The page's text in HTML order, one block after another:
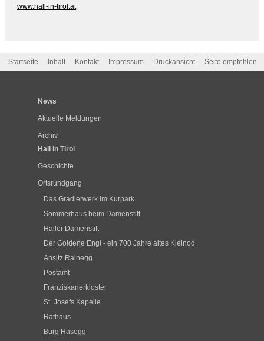
www.hall-in-tirol.at
Startseite Inhalt Kontakt Impressum Druckansicht Seite empfehlen
News
Aktuelle Meldungen
Archiv
Hall in Tirol
Geschichte
Ortsrundgang
Das Gradierwerk im Kurpark
Sommerhaus beim Damenstift
Haller Damenstift
Der Goldene Engl - ein 700 Jahre altes Kleinod
Ansitz Rainegg
Postamt
Franziskanerkloster
St. Josefs Kapelle
Rathaus
Burg Hasegg